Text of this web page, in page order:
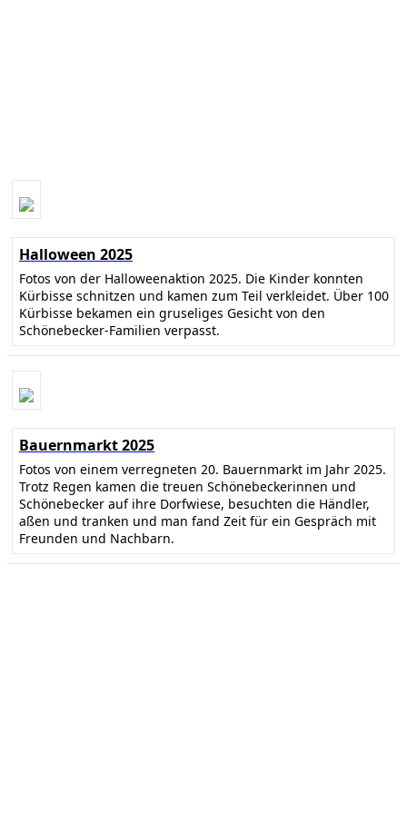
Halloween 2025
Fotos von der Halloweenaktion 2025. Die Kinder konnten
Kürbisse schnitzen und kamen zum Teil verkleidet. Über 100
Kürbisse bekamen ein gruseliges Gesicht von den
Schönebecker-Familien verpasst.
Bauernmarkt 2025
Fotos von einem verregneten 20. Bauernmarkt im Jahr 2025.
Trotz Regen kamen die treuen Schönebeckerinnen und
Schönebecker auf ihre Dorfwiese, besuchten die Händler,
aßen und tranken und man fand Zeit für ein Gespräch mit
Freunden und Nachbarn.